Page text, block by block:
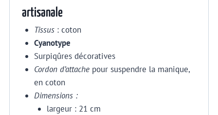
artisanale
Tissus : coton
Cyanotype
Surpiqûres décoratives
Cordon d’attache pour suspendre la manique,
en coton
Dimensions :
largeur : 21 cm